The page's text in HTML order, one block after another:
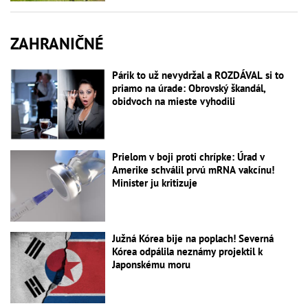
ZAHRANIČNÉ
Párik to už nevydržal a ROZDÁVAL si to
priamo na úrade: Obrovský škandál,
obidvoch na mieste vyhodili
Prielom v boji proti chrípke: Úrad v
Amerike schválil prvú mRNA vakcínu!
Minister ju kritizuje
Južná Kórea bije na poplach! Severná
Kórea odpálila neznámy projektil k
Japonskému moru